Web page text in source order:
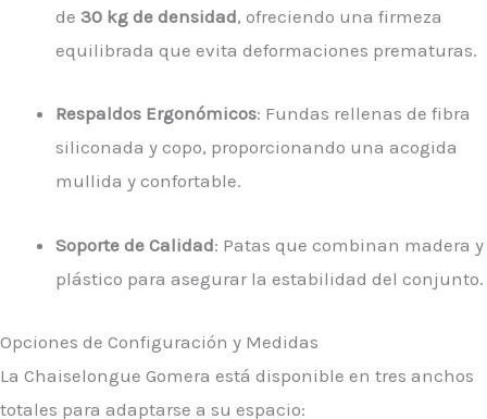
de 30 kg de densidad, ofreciendo una firmeza
equilibrada que evita deformaciones prematuras.
Respaldos Ergonómicos: Fundas rellenas de fibra
siliconada y copo, proporcionando una acogida
mullida y confortable.
Soporte de Calidad: Patas que combinan madera y
plástico para asegurar la estabilidad del conjunto.
Opciones de Configuración y Medidas
La Chaiselongue Gomera está disponible en tres anchos
totales para adaptarse a su espacio: